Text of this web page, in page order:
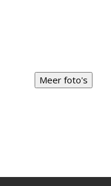
Meer foto's